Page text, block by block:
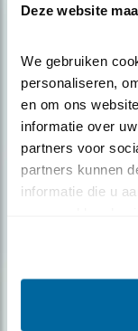
Deze website
We gebruiken
personaliseren,
en om ons
informatie over
partners voor
partners kunnen
informatie die u